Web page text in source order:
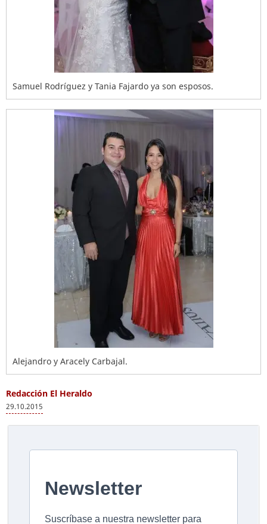
Samuel Rodríguez y Tania Fajardo ya son esposos.
Alejandro y Aracely Carbajal.
Redacción El Heraldo
29.10.2015